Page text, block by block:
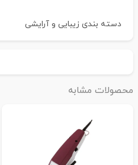
دسته بندیزیبایی و آرایشی
مشابه